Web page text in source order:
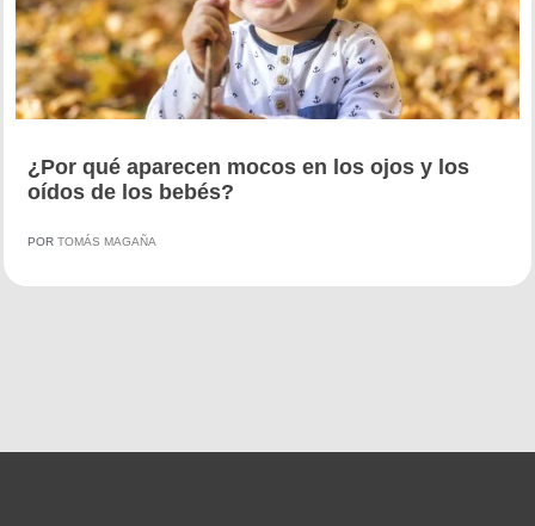
¿Por qué aparecen mocos en los ojos y los
oídos de los bebés?
POR TOMÁS MAGAÑA